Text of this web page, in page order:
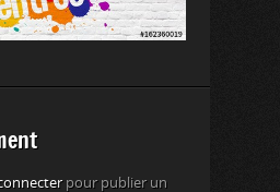
pour publier un